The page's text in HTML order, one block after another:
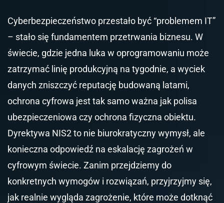
Cyberbezpieczeństwo przestało być “problemem IT”
– stało się fundamentem przetrwania biznesu. W
świecie, gdzie jedna luka w oprogramowaniu może
zatrzymać linię produkcyjną na tygodnie, a wyciek
danych zniszczyć reputację budowaną latami,
ochrona cyfrowa jest tak samo ważna jak polisa
ubezpieczeniowa czy ochrona fizyczna obiektu.
Dyrektywa NIS2 to nie biurokratyczny wymysł, ale
konieczna odpowiedź na eskalację zagrożeń w
cyfrowym świecie. Zanim przejdziemy do
konkretnych wymogów i rozwiązań, przyjrzyjmy się,
jak realnie wygląda zagrożenie, które może dotknąć